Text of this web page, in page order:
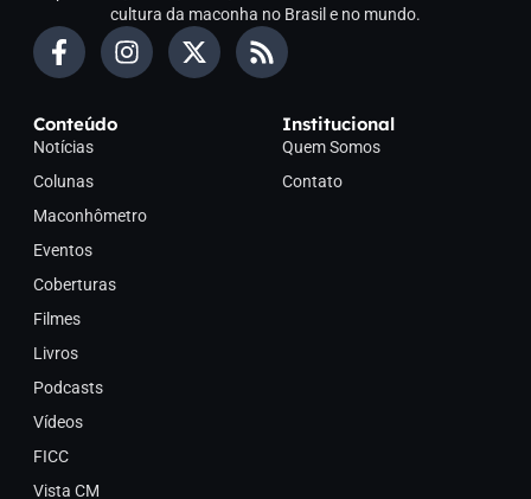
cultura da maconha no Brasil e no mundo.
Conteúdo
Notícias
Colunas
Maconhômetro
Eventos
Coberturas
Filmes
Livros
Podcasts
Vídeos
FICC
Vista CM
Institucional
Quem Somos
Contato